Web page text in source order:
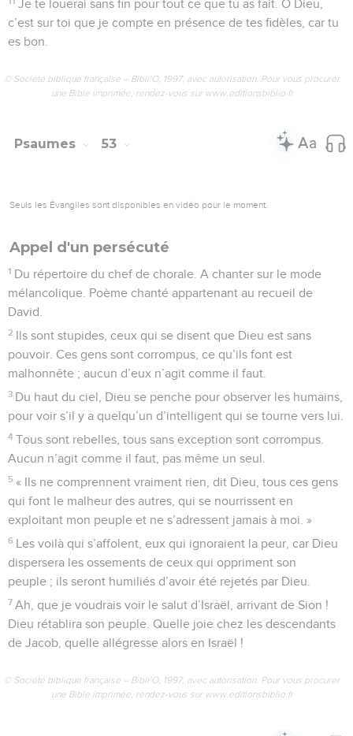
Je te louerai sans fin pour tout ce que tu as fait. O Dieu,
c’est sur toi que je compte en présence de tes fidèles, car tu
es bon.
© Société biblique française – Bibli’O, 1997, avec autorisation. Pour vous procurer
une Bible imprimée, rendez-vous sur www.editionsbiblio.fr
Psaumes 53
Seuls les Évangiles sont disponibles en vidéo pour le moment.
Appel d'un persécuté
1 Du répertoire du chef de chorale. A chanter sur le mode
mélancolique. Poème chanté appartenant au recueil de
David.
2 Ils sont stupides, ceux qui se disent que Dieu est sans
pouvoir. Ces gens sont corrompus, ce qu’ils font est
malhonnête ; aucun d’eux n’agit comme il faut.
3 Du haut du ciel, Dieu se penche pour observer les humains,
pour voir s’il y a quelqu’un d’intelligent qui se tourne vers lui.
4 Tous sont rebelles, tous sans exception sont corrompus.
Aucun n’agit comme il faut, pas même un seul.
5 « Ils ne comprennent vraiment rien, dit Dieu, tous ces gens
qui font le malheur des autres, qui se nourrissent en
exploitant mon peuple et ne s’adressent jamais à moi. »
6 Les voilà qui s’affolent, eux qui ignoraient la peur, car Dieu
dispersera les ossements de ceux qui oppriment son
peuple ; ils seront humiliés d’avoir été rejetés par Dieu.
7 Ah, que je voudrais voir le salut d’Israël, arrivant de Sion !
Dieu rétablira son peuple. Quelle joie chez les descendants
de Jacob, quelle allégresse alors en Israël !
© Société biblique française – Bibli’O, 1997, avec autorisation. Pour vous procurer
une Bible imprimée, rendez-vous sur www.editionsbiblio.fr